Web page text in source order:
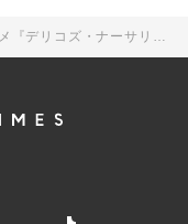
Anonymouz、TVアニメ『デリコズ・ナーサリー』EDテーマ「Prayer」リリース記念としてコラボMVプレミア公開決定